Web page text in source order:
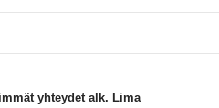
yhteydet alk. Lima